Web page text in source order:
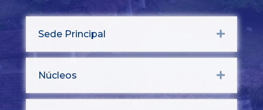
Sede Principal Expand
Núcleos Expand